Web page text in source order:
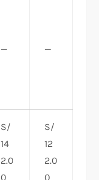
— —
S/
14
2.0
0
S/
12
2.0
0